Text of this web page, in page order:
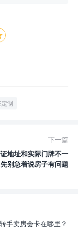
定制
下一篇
地址和实际门牌不一
别急着说房子有问题
手卖房会卡在哪里？